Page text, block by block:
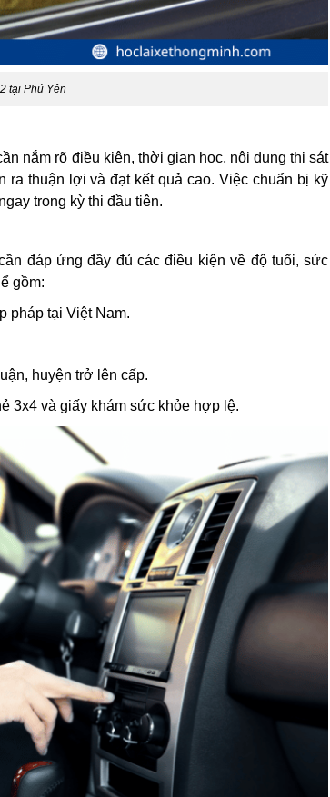
tại Phú Yên
nắm rõ điều kiện, thời gian học, nội dung thi sát
ra thuận lợi và đạt kết quả cao. Việc chuẩn bị kỹ
trong kỳ thi đầu tiên.
đáp ứng đầy đủ các điều kiện về độ tuổi, sức
gồm:
pháp tại Việt Nam.
huyện trở lên cấp.
3x4 và giấy khám sức khỏe hợp lệ.